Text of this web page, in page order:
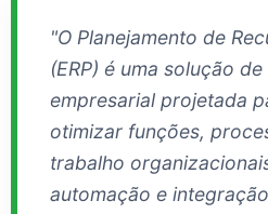
"O Planejamento de
(ERP) é uma solução
empresarial projetada
otimizar funções,
trabalho
automação e